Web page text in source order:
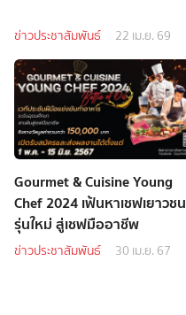
ข่าวประชาสัมพันธ์ 22 เม.ย. 69
Gourmet & Cuisine Young
Chef 2024 เฟ้นหาเชฟเยาวชน
รุ่นใหม่ สู่เชฟมืออาชีพ
ข่าวประชาสัมพันธ์ 30 เม.ย. 67